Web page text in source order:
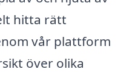
hitta rätt
vår plattform
över olika